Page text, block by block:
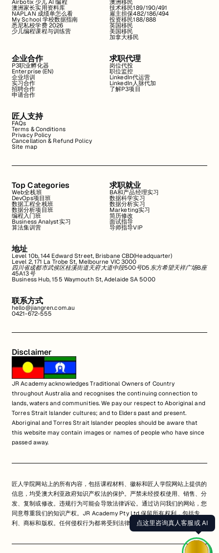
Airbotix 少儿 AI 编程
澳洲家长实用资料库
NAPLAN 成绩单怎么看
My School 学校数据指南
悉尼私校学费 2026
少儿编程课程与训练营
澳洲移民
技术移民189/190/491
雇主担保482/186/494
投资移民188/888
英国移民
美国移民
加拿大移民
企业合作
P3职业孵化器
Enterprise (EN)
企业培训
实习合作
招聘合作
申请合作
求职代理
岗位代投
职位监控
LinkedIn代运营
LinkedIn人脉代加
了解P3项目
匠人支持
FAQs
Terms & Conditions
Privacy Policy
Cancellation & Refund Policy
Site map
Top Categories
Web全栈班
DevOps项目班
数据工程全栈班
数据分析项目班
编程入门班
Business Analyst实习
算法集训营
求职就业
BA和产品经理实习
数据科学实习
数据分析实习
Marketing实习
简历修改
面试指导
导师指导VIP
地址
Level 10b, 144 Edward Street, Brisbane CBD(Headquarter)
Level 2, 171 La Trobe St, Melbourne VIC 3000
四川省成都市武侯区桂溪街道天府大道中段500号D5东方希望天祥广场B座
45A13号
Business Hub, 155 Waymouth St, Adelaide SA 5000
联系方式
hello@jiangren.com.au
0421-672-555
Disclaimer
JR Academy acknowledges Traditional Owners of Country
throughout Australia and recognises the continuing connection to
lands, waters and communities. We pay our respect to Aboriginal and
Torres Strait Islander cultures; and to Elders past and present.
Aboriginal and Torres Strait Islander peoples should be aware that
this website may contain images or names of people who have since
passed away.
匠人学院网站上的所有内容，包括课程材料、徽标和匠人学院网站上提供的
信息，均受澳大利亚政府知识产权法的保护。严禁未经授权使用、销售、分
发、复制或修改。违规行为可能会导致法律诉讼。通过访问我们的网站，您
同意尊重我们的知识产权。JR Academy Pty Ltd 保留所有权利，包括专
利、商标和版权。任何侵权行为都将受到法律追究。查看用户协议
点这里咨询真人客服或 AI